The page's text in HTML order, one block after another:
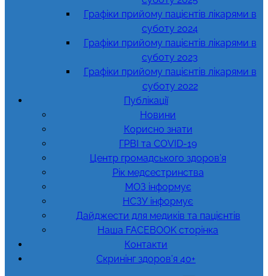
Графіки прийому пацієнтів лікарями в
суботу 2024
Графіки прийому пацієнтів лікарями в
суботу 2023
Графіки прийому пацієнтів лікарями в
суботу 2022
Публікації
Новини
Корисно знати
ГРВІ та COVID-19
Центр громадського здоров’я
Рік медсестринства
МОЗ інформує
НСЗУ інформує
Дайджести для медиків та пацієнтів
Наша FACEBOOK сторінка
Контакти
Скринінг здоров’я 40+